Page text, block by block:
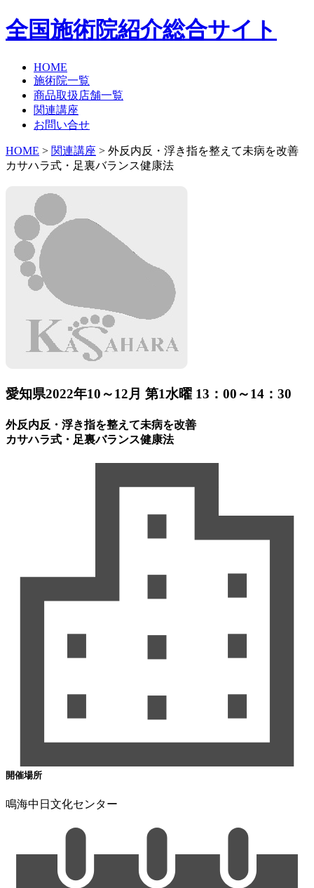
全国施術院紹介総合サイト
HOME
施術院一覧
商品取扱店舗一覧
関連講座
お問い合せ
HOME > 関連講座 > 外反内反・浮き指を整えて未病を改善
カサハラ式・足裏バランス健康法
愛知県2022年10～12月 第1水曜 13：00～14：30
外反内反・浮き指を整えて未病を改善
カサハラ式・足裏バランス健康法
開催場所
鳴海中日文化センター